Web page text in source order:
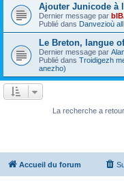
Ajouter Junicode à
Dernier message par
Publié dans Danvezioù
Le Breton, langue
Dernier message par
Publié dans Troidigezh
anezho)
La recherche a
Accueil du forum